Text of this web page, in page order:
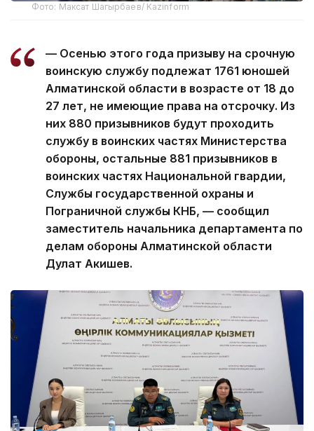
Фото: Максат Шагырбаев/ Kazinform
— Осенью этого года призыву на срочную
воинскую службу подлежат 1761 юношей
Алматинской области в возрасте от 18 до
27 лет, не имеющие права на отсрочку. Из
них 880 призывников будут проходить
службу в воинских частях Министерства
обороны, остальные 881 призывников в
воинских частях Национальной гвардии,
Службы государственной охраны и
Пограничной службы КНБ, — сообщил
заместитель начальника департамента по
делам обороны Алматинской области
Дулат Акишев.